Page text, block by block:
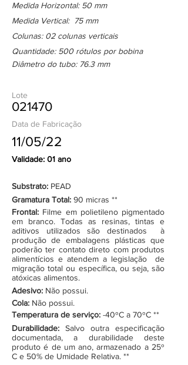
Medida Horizontal: 50 mm
Medida Vertical: 75 mm
Colunas: 02 colunas verticais
Quantidade: 500 rótulos por bobina
Diâmetro do tubo: 76.3 mm
Lote
021470
Data de Fabricação
11/05/22
Validade: 01 ano
Substrato: PEAD
Gramatura Total: 90 micras **
Frontal: Filme em polietileno pigmentado
em branco. Todas as resinas, tintas e
aditivos utilizados são destinados à
produção de embalagens plásticas que
poderão ter contato direto com produtos
alimentícios e atendem a legislação de
migração total ou específica, ou seja, são
atóxicas alimentos.
Adesivo: Não possui.
Cola: Não possui.
Temperatura de serviço: -40ºC a 70ºC **
Durabilidade: Salvo outra especificação
documentada, a durabilidade deste
produto é de um ano, armazenado a 25º
C e 50% de Umidade Relativa. **